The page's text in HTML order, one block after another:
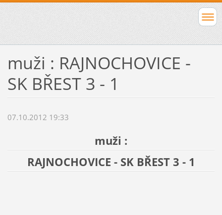
muži : RAJNOCHOVICE -
SK BŘEST 3 - 1
07.10.2012 19:33
muži :
RAJNOCHOVICE - SK BŘEST 3 - 1